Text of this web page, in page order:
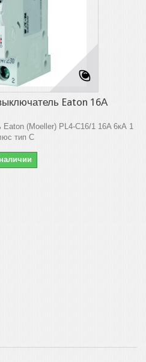
Eaton 16А
(Moeller) PL4-C16/1 16A 6кА 1
тип C